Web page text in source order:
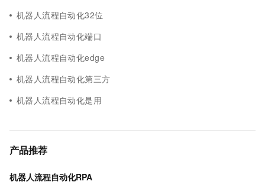
机器人流程自动化32位
机器人流程自动化端口
机器人流程自动化edge
机器人流程自动化第三方
机器人流程自动化是用
产品推荐
机器人流程自动化RPA